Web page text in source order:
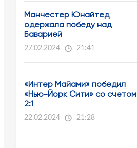
Манчестер Юнайтед
одержала победу над
Баварией
27.02.2024 21:41
«Интер Майами» победил
«Нью-Йорк Сити» со счетом
2:1
22.02.2024 21:28